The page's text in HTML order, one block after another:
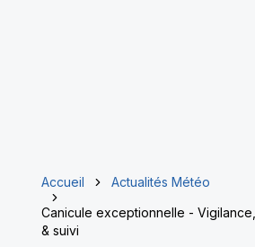
Accueil
Actualités Météo
Canicule exceptionnelle -
& suivi